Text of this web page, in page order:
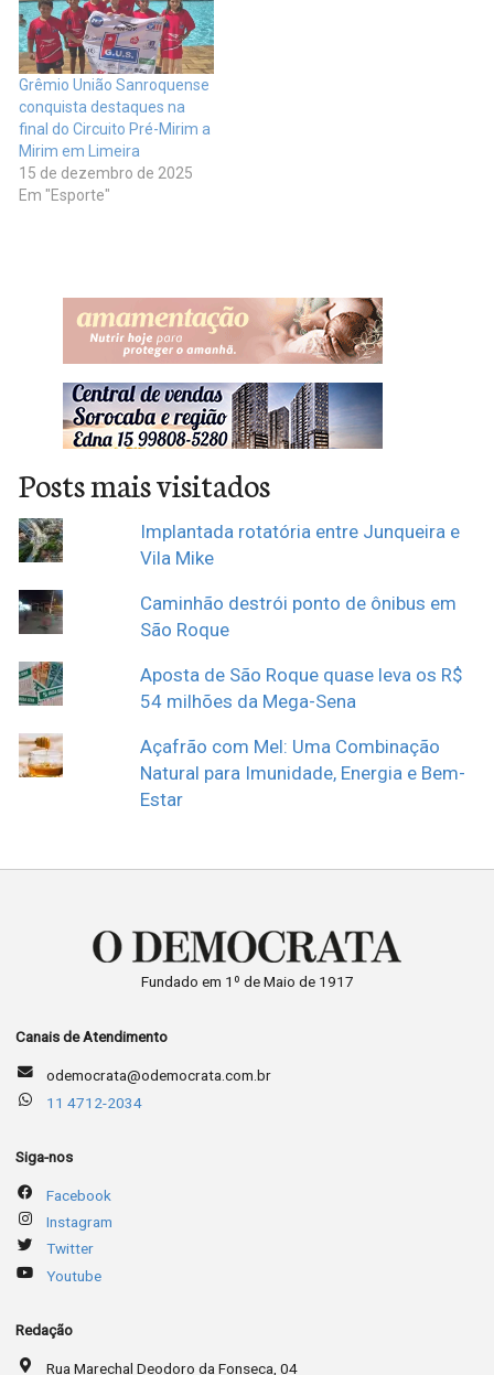
Grêmio União Sanroquense
conquista destaques na
final do Circuito Pré-Mirim a
Mirim em Limeira
15 de dezembro de 2025
Em "Esporte"
Posts mais visitados
Implantada rotatória entre Junqueira e
Vila Mike
Caminhão destrói ponto de ônibus em
São Roque
Aposta de São Roque quase leva os R$
54 milhões da Mega-Sena
Açafrão com Mel: Uma Combinação
Natural para Imunidade, Energia e Bem-
Estar
Fundado em 1º de Maio de 1917
Canais de Atendimento
odemocrata@odemocrata.com.br
11 4712-2034
Siga-nos
Facebook
Instagram
Twitter
Youtube
Redação
Rua Marechal Deodoro da Fonseca, 04